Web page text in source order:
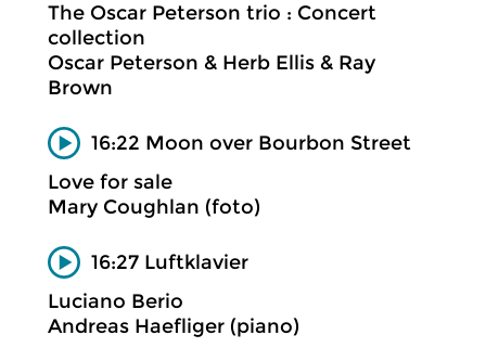
The Oscar Peterson trio : Concert
collection
Oscar Peterson & Herb Ellis & Ray
Brown
16:22 Moon over Bourbon Street
Love for sale
Mary Coughlan (foto)
16:27 Luftklavier
Luciano Berio
Andreas Haefliger (piano)